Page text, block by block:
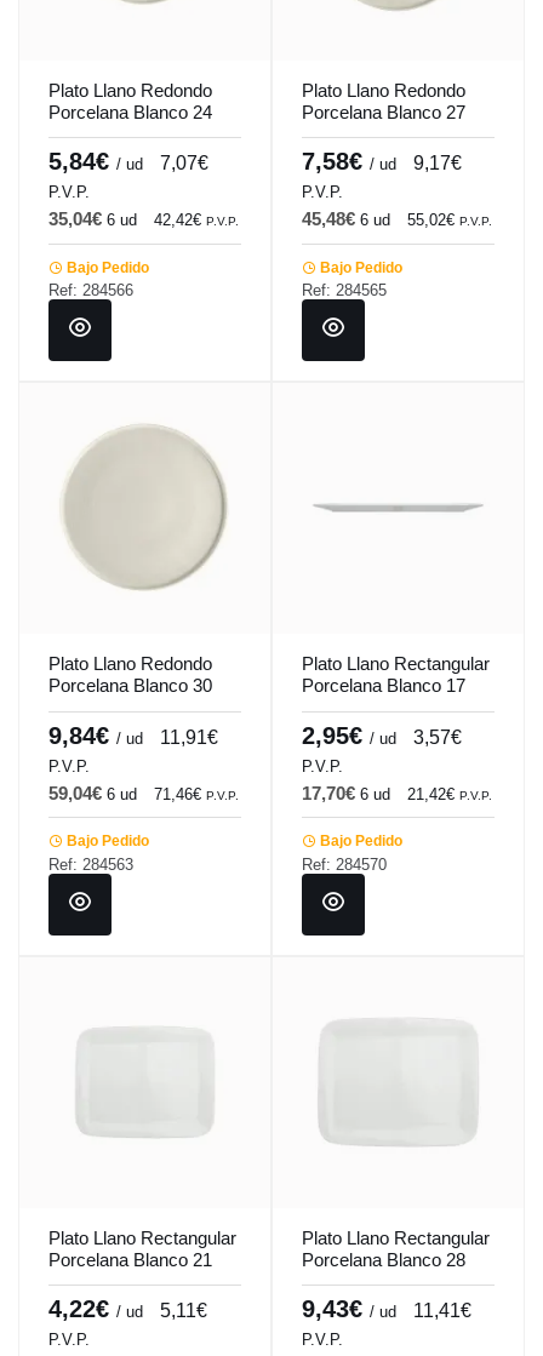
Plato Llano Redondo
Porcelana Blanco 24
Cm Anillo Porland
5,84€ / ud 7,07€
P.V.P.
35,04€ 6 ud 42,42€ P.V.P.
Bajo Pedido
Ref: 284566
Plato Llano Redondo
Porcelana Blanco 27
Cm Anillo Porland
7,58€ / ud 9,17€
P.V.P.
45,48€ 6 ud 55,02€ P.V.P.
Bajo Pedido
Ref: 284565
Plato Llano Redondo
Porcelana Blanco 30
Cm Anillo Porland
9,84€ / ud 11,91€
P.V.P.
59,04€ 6 ud 71,46€ P.V.P.
Bajo Pedido
Ref: 284563
Plato Llano Rectangular
Porcelana Blanco 17
Cm Bach Porland
2,95€ / ud 3,57€
P.V.P.
17,70€ 6 ud 21,42€ P.V.P.
Bajo Pedido
Ref: 284570
Plato Llano Rectangular
Porcelana Blanco 21
Cm Bach Porland
4,22€ / ud 5,11€
P.V.P.
Plato Llano Rectangular
Porcelana Blanco 28
Cm Bach Porland
9,43€ / ud 11,41€
P.V.P.